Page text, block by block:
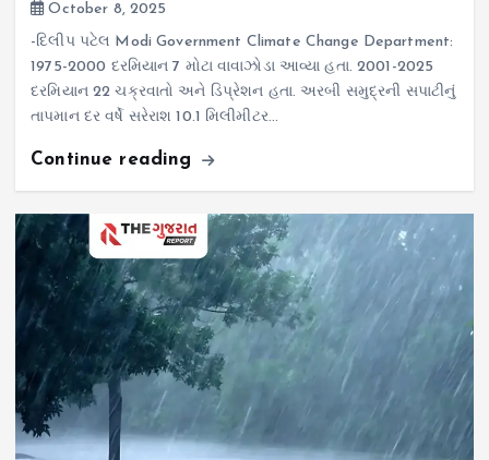
October 8, 2025
-દિલીપ પટેલ Modi Government Climate Change Department:
1975-2000 દરમિયાન 7 મોટા વાવાઝોડા આવ્યા હતા. 2001-2025
દરમિયાન 22 ચક્રવાતો અને ડિપ્રેશન હતા. અરબી સમુદ્રની સપાટીનું
તાપમાન દર વર્ષે સરેરાશ 10.1 મિલીમીટર…
Continue reading